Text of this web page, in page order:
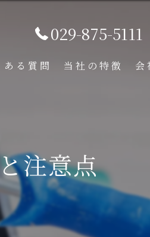
029-875-5111
ある質問 当社の特徴
プラント工事
リース
会
注意点